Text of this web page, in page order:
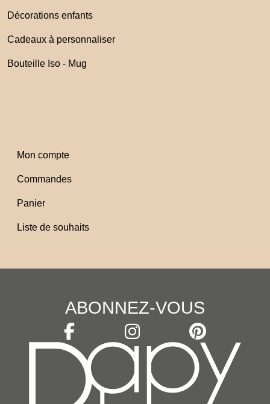
Décorations enfants
Cadeaux à personnaliser
Bouteille Iso - Mug
Mon compte
Commandes
Panier
Liste de souhaits
ABONNEZ-VOUS